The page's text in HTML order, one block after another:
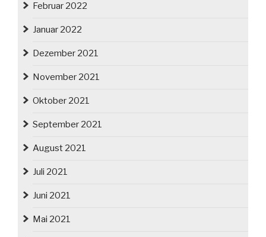
Februar 2022
Januar 2022
Dezember 2021
November 2021
Oktober 2021
September 2021
August 2021
Juli 2021
Juni 2021
Mai 2021